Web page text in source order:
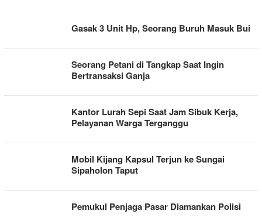
Gasak 3 Unit Hp, Seorang Buruh Masuk Bui
Seorang Petani di Tangkap Saat Ingin
Bertransaksi Ganja
Kantor Lurah Sepi Saat Jam Sibuk Kerja,
Pelayanan Warga Terganggu
Mobil Kijang Kapsul Terjun ke Sungai
Sipaholon Taput
Pemukul Penjaga Pasar Diamankan Polisi